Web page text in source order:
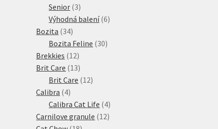
produkty
Senior 33
produkty
Výhodná balení 66
Bozita 3434
produktů
Bozita Feline 3030
Brekkies 1212
produktů
Brit Care 1313
produktů
Brit Care 1212
Calibra 44
produkty
Calibra Cat Life 44
produkty
Carnilove granule 1212